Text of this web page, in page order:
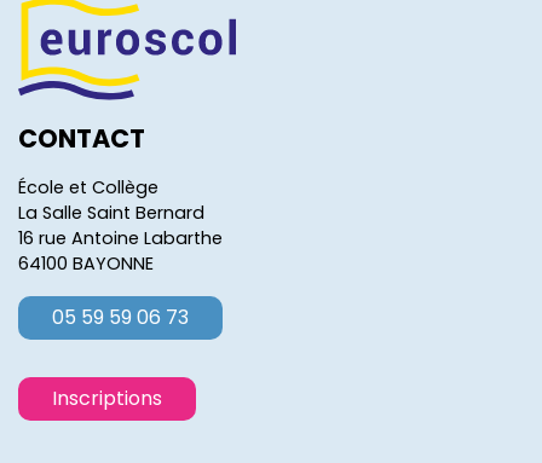
CONTACT
École et Collège
La Salle Saint Bernard
16 rue Antoine Labarthe
64100 BAYONNE
05 59 59 06 73
Inscriptions